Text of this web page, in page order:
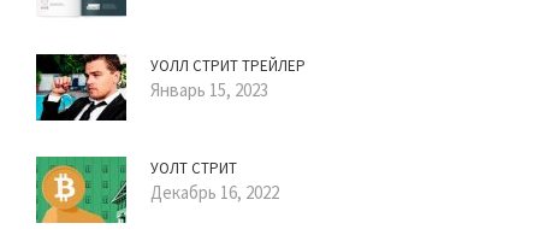
УОЛЛ СТРИТ ТРЕЙЛЕР
Январь 15, 2023
УОЛТ СТРИТ
Декабрь 16, 2022